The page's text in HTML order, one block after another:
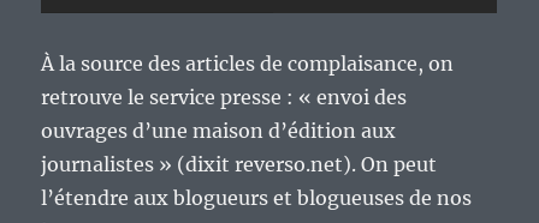
À la source des articles de complaisance, on
retrouve le service presse : « envoi des
ouvrages d’une maison d’édition aux
journalistes » (dixit reverso.net). On peut
l’étendre aux blogueurs et blogueuses de nos